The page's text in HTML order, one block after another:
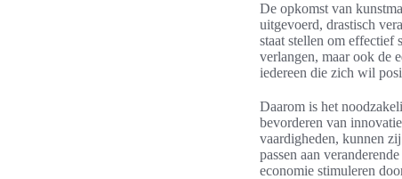
De opkomst van
uitgevoerd, drastisch
staat stellen om effectief
verlangen, maar ook de
iedereen die zich wil
Daarom is het
bevorderen van
vaardigheden, kunnen
passen aan veranderende
economie stimuleren